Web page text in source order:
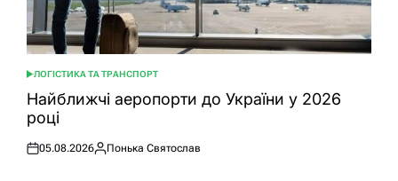
ОПУБЛІКУВАТИ
У
ЛОГІСТИКА ТА ТРАНСПОРТ
Найближчі аеропорти до України у 2026
році
Оприлюднено
05.08.2026
Опубліковано
Понька Святослав